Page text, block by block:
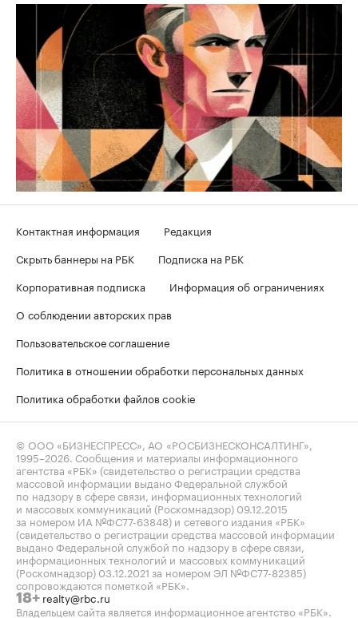
Контактная информация
Редакция
Скрыть баннеры на РБК
Подписка на РБК
Корпоративная подписка
Информация об ограничениях
О соблюдении авторских прав
Пользовательское соглашение
Политика в отношении обработки персональных данных
Политика обработки файлов cookie
© ООО «БИЗНЕСПРЕСС», АО «РОСБИЗНЕСКОНСАЛТИНГ»,
1995–2026 . Сообщения и материалы информационного
агентства «РБК» (свидетельство о регистрации средства
массовой информации выдано Федеральной службой
по надзору в сфере связи, информационных технологий
и массовых коммуникаций (Роскомнадзор) 09.12.2015
за номером ИА №ФС77-63848) и сетевого издания «РБК»
(свидетельство о регистрации средства массовой информации
выдано Федеральной службой по надзору в сфере связи,
информационных технологий и массовых коммуникаций
(Роскомнадзор) 03.12.2021 за номером ЭЛ №ФС77-82385)
сопровождаются пометкой «РБК».
18+ realty@rbc.ru
Владельцем сайта является информационное агентство «РБК».